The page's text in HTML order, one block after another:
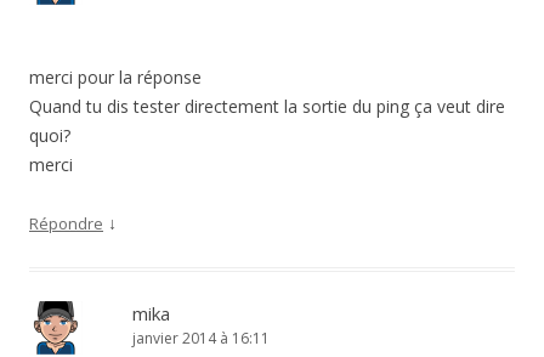
merci pour la réponse
Quand tu dis tester directement la sortie du ping ça veut dire
quoi?
merci
Répondre ↓
mika
janvier 2014 à 16:11